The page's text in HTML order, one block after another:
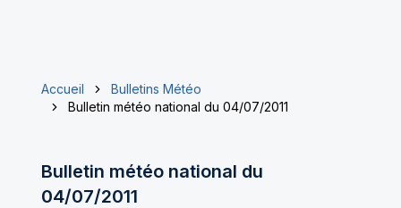
Accueil
Bulletins Météo
Bulletin météo national du 04/07/2011
Bulletin météo national du
04/07/2011